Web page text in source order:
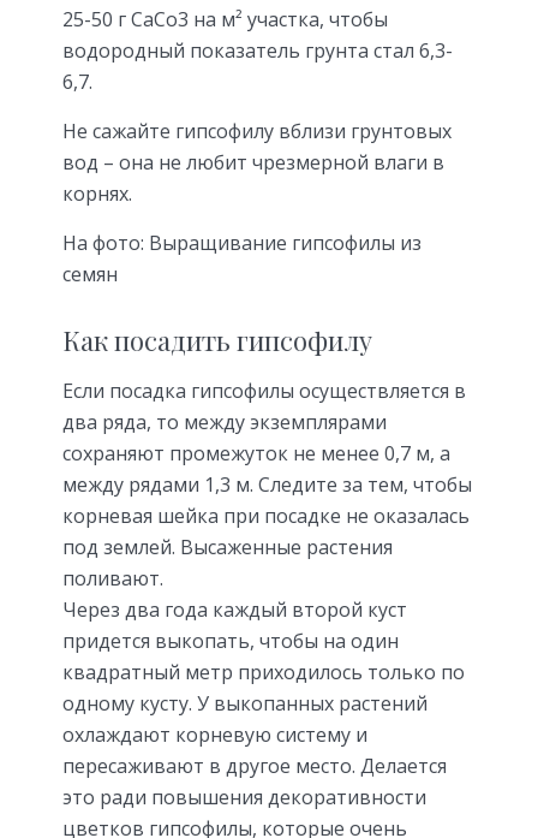
25-50 г СаСо3 на м² участка, чтобы
водородный показатель грунта стал 6,3-
6,7.
Не сажайте гипсофилу вблизи грунтовых
вод – она не любит чрезмерной влаги в
корнях.
На фото: Выращивание гипсофилы из
семян
Как посадить гипсофилу
Если посадка гипсофилы осуществляется в
два ряда, то между экземплярами
сохраняют промежуток не менее 0,7 м, а
между рядами 1,3 м. Следите за тем, чтобы
корневая шейка при посадке не оказалась
под землей. Высаженные растения
поливают.
Через два года каждый второй куст
придется выкопать, чтобы на один
квадратный метр приходилось только по
одному кусту. У выкопанных растений
охлаждают корневую систему и
пересаживают в другое место. Делается
это ради повышения декоративности
цветков гипсофилы, которые очень